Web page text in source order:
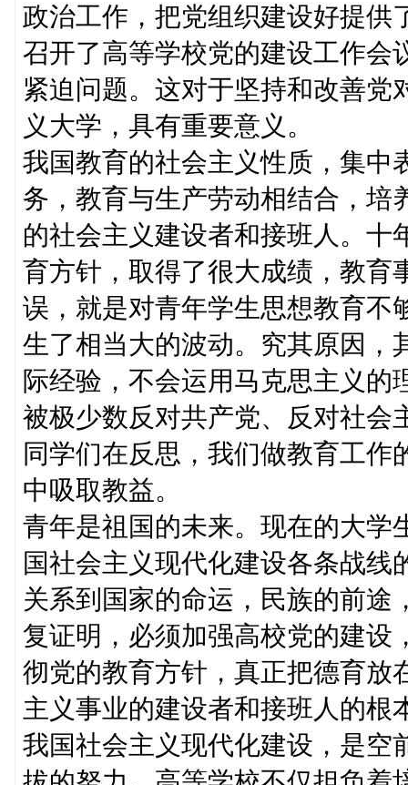
政治工作，把党组织建设好提供
召开了高等学校党的建设工作会
紧迫问题。这对于坚持和改善党
义大学，具有重要意义。
我国教育的社会主义性质，集中
务，教育与生产劳动相结合，培
的社会主义建设者和接班人。十
育方针，取得了很大成绩，教育
误，就是对青年学生思想教育不
生了相当大的波动。究其原因，
际经验，不会运用马克思主义的
被极少数反对共产党、反对社会
同学们在反思，我们做教育工
中吸取教益。
青年是祖国的未来。现在的大学
国社会主义现代化建设各条战
关系到国家的命运，民族的前途
复证明，必须加强高校党的建设
彻党的教育方针，真正把德育放
主义事业的建设者和接班人的根
我国社会主义现代化建设，是空